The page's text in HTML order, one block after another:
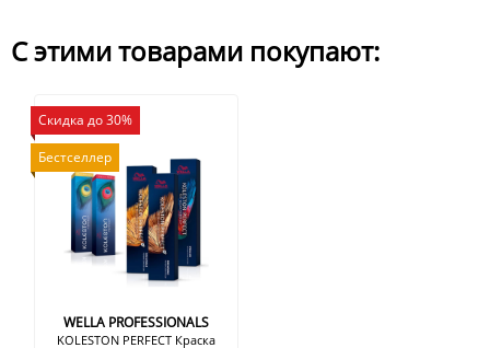
С этими товарами покупают:
Скидка до 30%
Бестселлер
WELLA PROFESSIONALS
KOLESTON PERFECT Краска